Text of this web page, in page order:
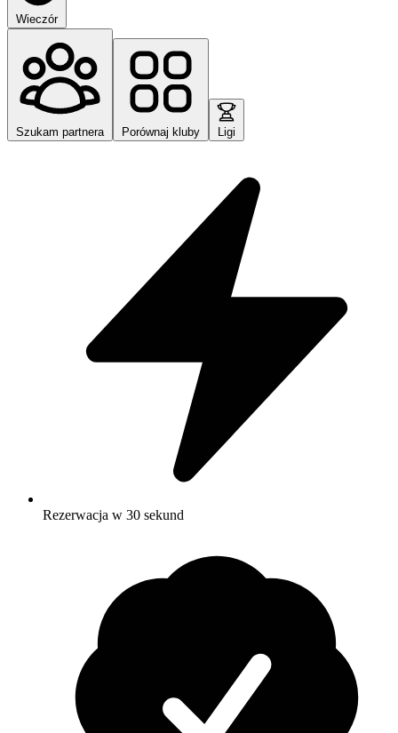
Wieczór
Szukam partnera Porównaj kluby Ligi
Rezerwacja w 30 sekund